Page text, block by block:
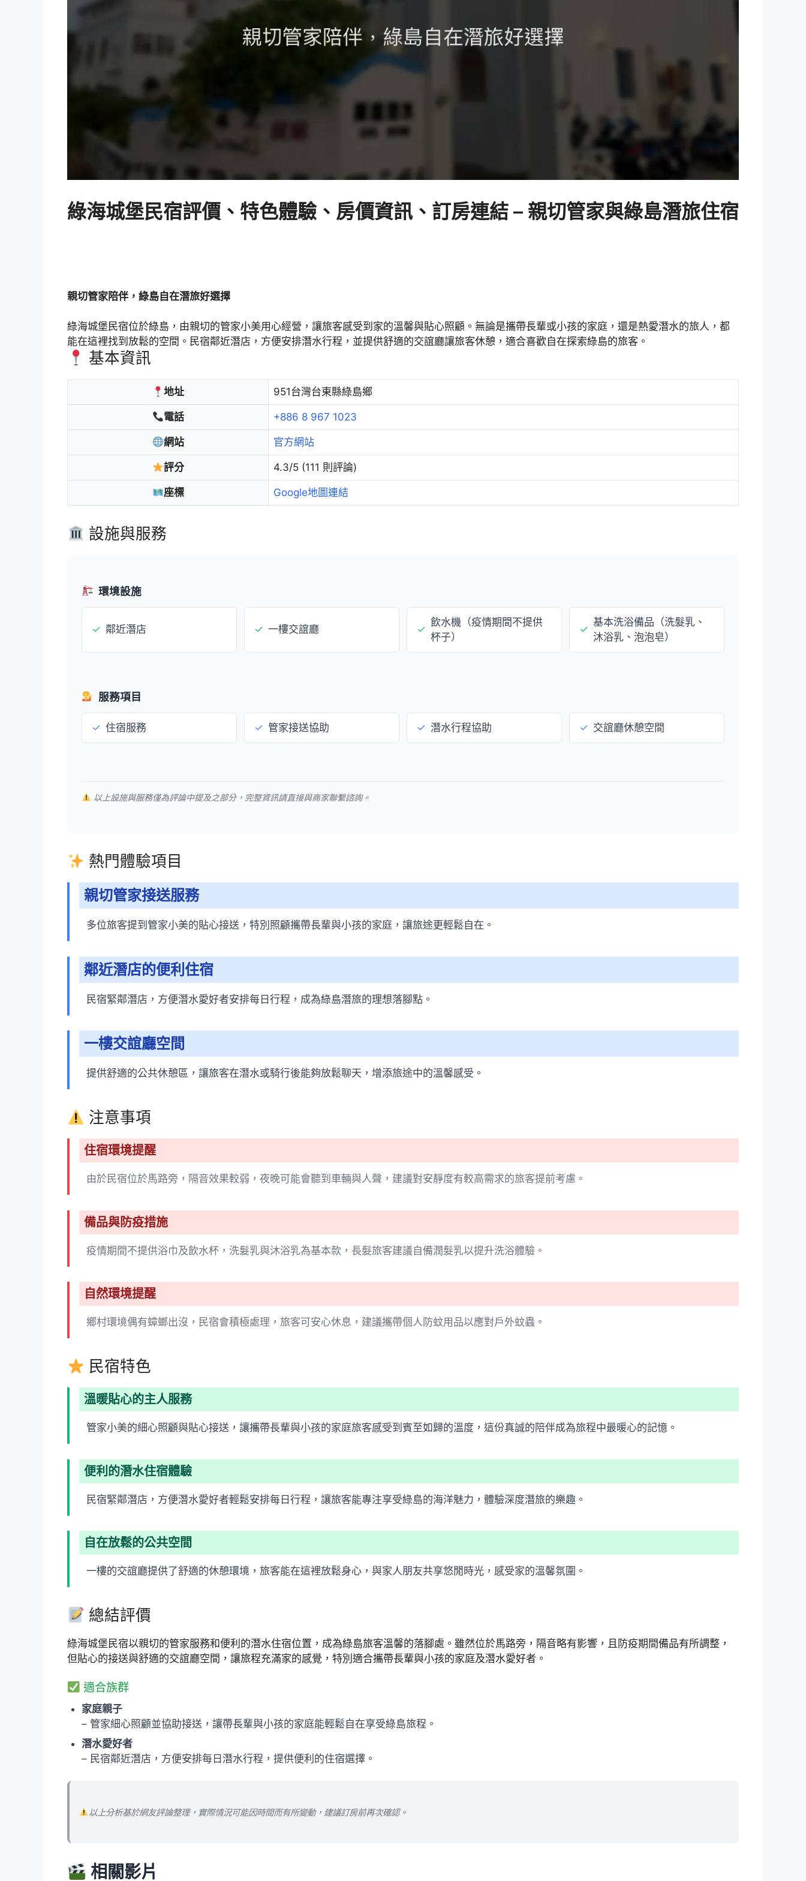
綠海城堡民宿評價、特色體驗、房價資訊、訂房連結 – 親切管家與綠島潛旅住宿
親切管家陪伴，綠島自在潛旅好選擇
綠海城堡民宿位於綠島，由親切的管家小美用心經營，讓旅客感受到家的溫馨與貼心照顧。無論是攜帶長輩或小孩的家庭，還是熱愛潛水的旅人，都
能在這裡找到放鬆的空間。民宿鄰近潛店，方便安排潛水行程，並提供舒適的交誼廳讓旅客休憩，適合喜歡自在探索綠島的旅客。
基本資訊
地址 951台灣台東縣綠島鄉
電話 +886 8 967 1023
網站 官方網站
評分 4.3/5 (111 則評論)
座標 Google地圖連結
設施與服務
環境設施
✓ 鄰近潛店 ✓ 一樓交誼廳 ✓
飲水機（疫情期間不提供
杯子）
✓
基本洗浴備品（洗髮乳、
沐浴乳、泡泡皂）
服務項目
✓ 住宿服務 ✓ 管家接送協助 ✓ 潛水行程協助 ✓ 交誼廳休憩空間
以上設施與服務僅為評論中提及之部分，完整資訊請直接與商家聯繫諮詢。
熱門體驗項目
親切管家接送服務
多位旅客提到管家小美的貼心接送，特別照顧攜帶長輩與小孩的家庭，讓旅途更輕鬆自在。
鄰近潛店的便利住宿
民宿緊鄰潛店，方便潛水愛好者安排每日行程，成為綠島潛旅的理想落腳點。
一樓交誼廳空間
提供舒適的公共休憩區，讓旅客在潛水或騎行後能夠放鬆聊天，增添旅途中的溫馨感受。
注意事項
住宿環境提醒
由於民宿位於馬路旁，隔音效果較弱，夜晚可能會聽到車輛與人聲，建議對安靜度有較高需求的旅客提前考慮。
備品與防疫措施
疫情期間不提供浴巾及飲水杯，洗髮乳與沐浴乳為基本款，長髮旅客建議自備潤髮乳以提升洗浴體驗。
自然環境提醒
鄉村環境偶有蟑螂出沒，民宿會積極處理，旅客可安心休息，建議攜帶個人防蚊用品以應對戶外蚊蟲。
民宿特色
溫暖貼心的主人服務
管家小美的細心照顧與貼心接送，讓攜帶長輩與小孩的家庭旅客感受到賓至如歸的溫度，這份真誠的陪伴成為旅程中最暖心的記憶。
便利的潛水住宿體驗
民宿緊鄰潛店，方便潛水愛好者輕鬆安排每日行程，讓旅客能專注享受綠島的海洋魅力，體驗深度潛旅的樂趣。
自在放鬆的公共空間
一樓的交誼廳提供了舒適的休憩環境，旅客能在這裡放鬆身心，與家人朋友共享悠閒時光，感受家的溫馨氛圍。
總結評價
綠海城堡民宿以親切的管家服務和便利的潛水住宿位置，成為綠島旅客溫馨的落腳處。雖然位於馬路旁，隔音略有影響，且防疫期間備品有所調整，
但貼心的接送與舒適的交誼廳空間，讓旅程充滿家的感覺，特別適合攜帶長輩與小孩的家庭及潛水愛好者。
適合族群
家庭親子
– 管家細心照顧並協助接送，讓帶長輩與小孩的家庭能輕鬆自在享受綠島旅程。
潛水愛好者
– 民宿鄰近潛店，方便安排每日潛水行程，提供便利的住宿選擇。
以上分析基於網友評論整理，實際情況可能因時間而有所變動，建議訂房前再次確認。
相關影片